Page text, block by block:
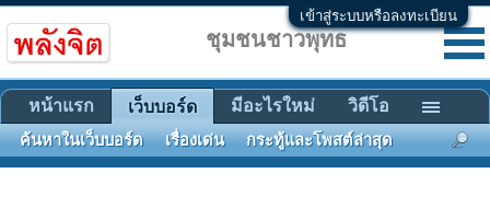
เข้าสู่ระบบหรือลงทะเบียน
ชุมชนชาวพุทธ
หน้าแรก เว็บบอร์ด
ค้นหาในเว็บบอร์ด เรื่องเด่น กระทู้และโพสต์ล่าสุด
มีอะไรใหม่ วิดีโอ